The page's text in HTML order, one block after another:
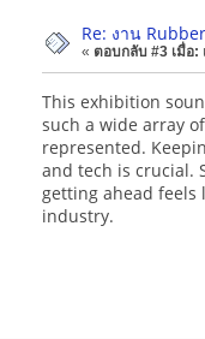
Re: งาน
« ตอบกลับ #3 เมื่อ:
This exhibition
such a wide array
represented.
and tech is crucial.
getting ahead feels
industry.